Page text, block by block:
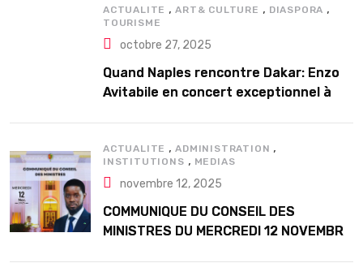
ACTUALITE ,ART& CULTURE , DIASPORA ,
TOURISME
octobre 27, 2025
Quand Naples rencontre Dakar: Enzo
Avitabile en concert exceptionnel à
ACTUALITE ,ADMINISTRATION ,
INSTITUTIONS , MEDIAS
novembre 12, 2025
COMMUNIQUE DU CONSEIL DES
MINISTRES DU MERCREDI 12 NOVEMBRE